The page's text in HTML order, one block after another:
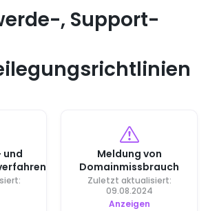
, Support-
und
Meldung von
Domainmissbrauch
Zuletzt aktualisiert:
09.08.2024
Anzeigen